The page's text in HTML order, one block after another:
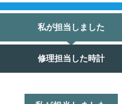
私が担当しました
修理担当した時計